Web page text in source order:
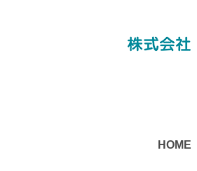
HOME